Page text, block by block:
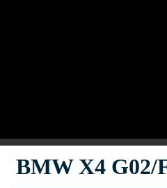
BMW X4 G02/